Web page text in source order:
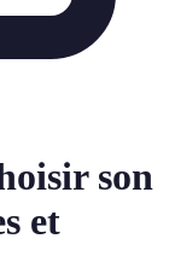
son
et